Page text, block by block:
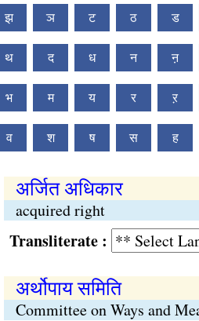
झ ञ ट ठ ड
थ द ध न ऩ
भ म य र ऱ
व श ष स ह
अर्जित अधिकार
acquired right
:
अर्थोपाय समिति
Committee on Ways and